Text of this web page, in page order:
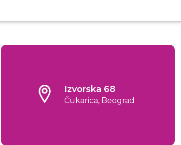
Izvorska 68
Čukarica, Beograd